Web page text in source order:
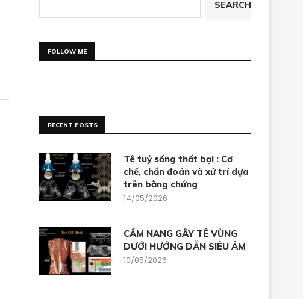
SEARCH
FOLLOW ME
RECENT POSTS
Tê tuỷ sống thất bại : Cơ
chế, chẩn đoán và xử trí dựa
trên bằng chứng
14/05/2026
CẨM NANG GÂY TÊ VÙNG
DƯỚI HƯỚNG DẪN SIÊU ÂM
10/05/2026